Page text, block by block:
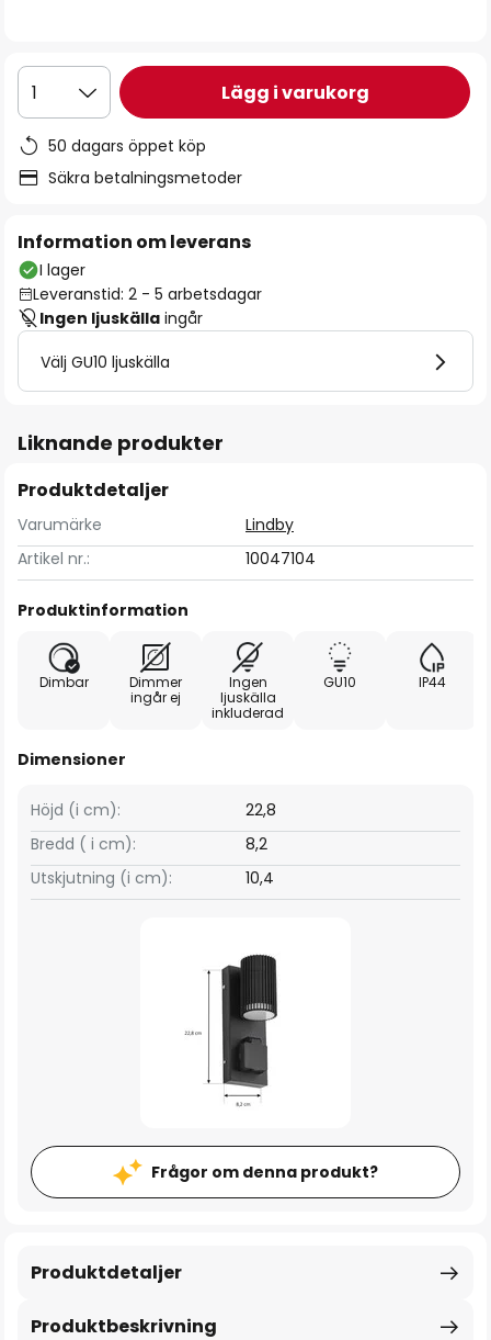
1 Lägg i varukorg
50 dagars öppet köp
Säkra betalningsmetoder
Information om leverans
I lager
Leveranstid: 2 - 5 arbetsdagar
Ingen ljuskälla ingår
Välj GU10 ljuskälla
Liknande produkter
Produktdetaljer
Varumärke
Lindby
Artikel nr.:
10047104
Produktinformation
Dimbar
Dimmer
ingår ej
Ingen
ljuskälla
inkluderad
GU10 IP44
Dimensioner
Bredd ( i cm): 8,2
Höjd (i cm): 22,8
Utskjutning (i cm): 10,4
Frågor om denna produkt?
Produktbeskrivning
Produktdetaljer